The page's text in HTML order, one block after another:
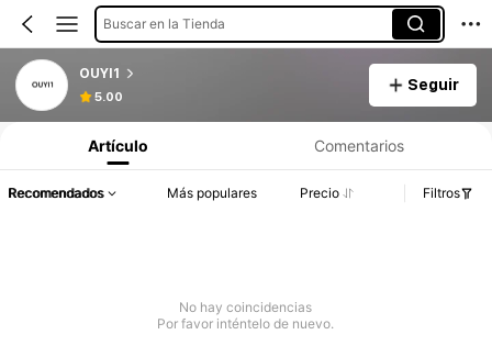
Buscar en la Tienda
OUYI1
5.00
Seguir
Artículo Comentarios
Recomendados Más populares Precio Filtros
No hay coincidencias
Por favor inténtelo de nuevo.